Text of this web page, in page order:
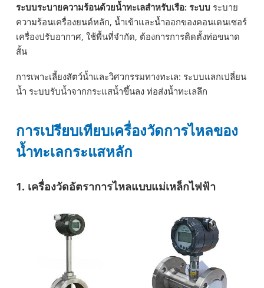
ระบบระบายความร้อนด้วยน้ำทะเลสำหรับเรือ: ระบบ ระบาย
ความร้อนเครื่องยนต์หลัก, น้ำเข้าและน้ำออกของคอนเดนเซอร์
เครื่องปรับอากาศ, ใช้พื้นที่จำกัด, ต้องการการติดตั้งท่อขนาด
สั้น
การเพาะเลี้ยงสัตว์น้ำและวิศวกรรมทางทะเล: ระบบแลกเปลี่ยน
น้ำ ระบบรับน้ำจากกระแสน้ำขึ้นลง ท่อส่งน้ำทะเลลึก
การเปรียบเทียบเครื่องวัดการไหลของ
น้ำทะเลกระแสหลัก
1. เครื่องวัดอัตราการไหลแบบแม่เหล็กไฟฟ้า